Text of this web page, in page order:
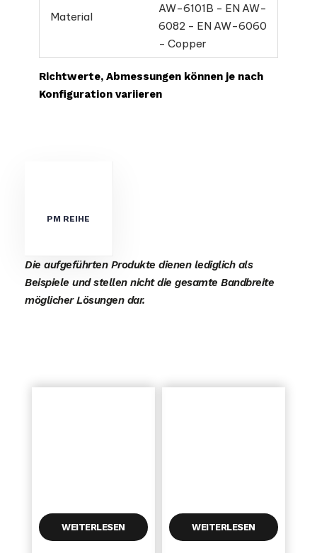
Material
AW-6101B - EN AW-
6082 - EN AW-6060
- Copper
Richtwerte, Abmessungen können je nach
Konfiguration variieren
PM REIHE
Die aufgeführten Produkte dienen lediglich als
Beispiele und stellen nicht die gesamte Bandbreite
möglicher Lösungen dar.
WEITERLESEN WEITERLESEN